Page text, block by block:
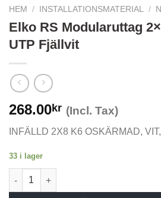
HEM / INSTALLATIONSMATERIAL /
Elko RS Modularuttag
UTP Fjällvit
268.00kr (Incl. Tax)
INFÄLLD 2X8 K6 OSKÄRMAD,
33 i lager
Elko RS Modularuttag 2x8 RJ45 Cat6